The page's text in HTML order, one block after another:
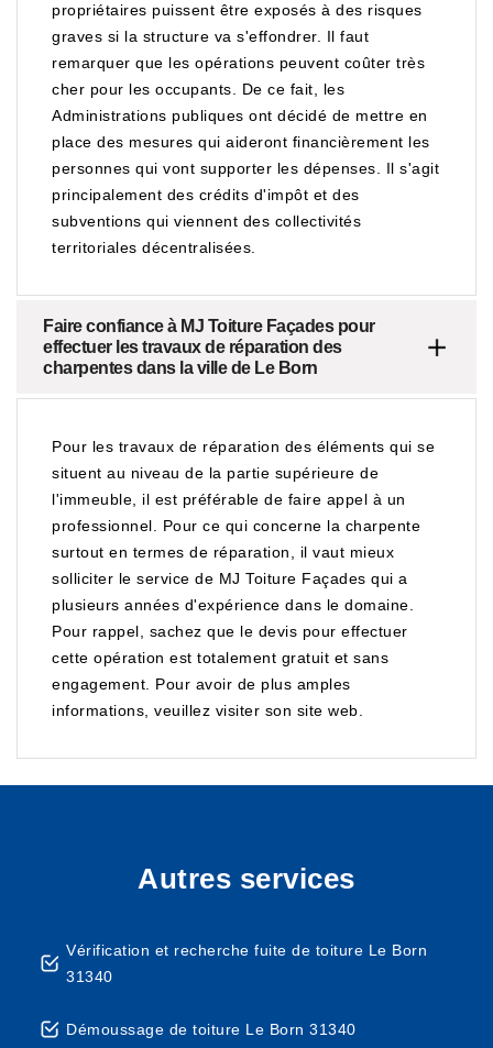
propriétaires puissent être exposés à des risques
graves si la structure va s'effondrer. Il faut
remarquer que les opérations peuvent coûter très
cher pour les occupants. De ce fait, les
Administrations publiques ont décidé de mettre en
place des mesures qui aideront financièrement les
personnes qui vont supporter les dépenses. Il s'agit
principalement des crédits d'impôt et des
subventions qui viennent des collectivités
territoriales décentralisées.
Faire confiance à MJ Toiture Façades pour
effectuer les travaux de réparation des
charpentes dans la ville de Le Born
Pour les travaux de réparation des éléments qui se
situent au niveau de la partie supérieure de
l'immeuble, il est préférable de faire appel à un
professionnel. Pour ce qui concerne la charpente
surtout en termes de réparation, il vaut mieux
solliciter le service de MJ Toiture Façades qui a
plusieurs années d'expérience dans le domaine.
Pour rappel, sachez que le devis pour effectuer
cette opération est totalement gratuit et sans
engagement. Pour avoir de plus amples
informations, veuillez visiter son site web.
Autres services
Vérification et recherche fuite de toiture Le Born
31340
Démoussage de toiture Le Born 31340